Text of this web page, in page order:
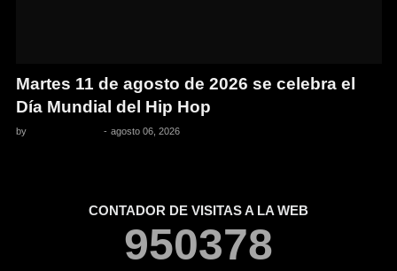
Martes 11 de agosto de 2026 se celebra el
Día Mundial del Hip Hop
by - agosto 06, 2026
CONTADOR DE VISITAS A LA WEB
950378